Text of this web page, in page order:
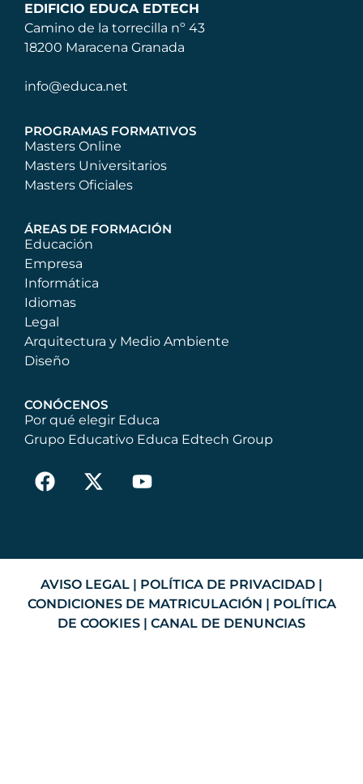
EDIFICIO EDUCA EDTECH
Camino de la torrecilla nº 43
18200 Maracena Granada
info@educa.net
PROGRAMAS FORMATIVOS
Masters Online
Masters Universitarios
Masters Oficiales
ÁREAS DE FORMACIÓN
Educación
Empresa
Informática
Idiomas
Legal
Arquitectura y Medio Ambiente
Diseño
CONÓCENOS
Por qué elegir Educa
Grupo Educativo Educa Edtech Group
AVISO LEGAL | POLÍTICA DE PRIVACIDAD |
CONDICIONES DE MATRICULACIÓN | POLÍTICA
DE COOKIES | CANAL DE DENUNCIAS